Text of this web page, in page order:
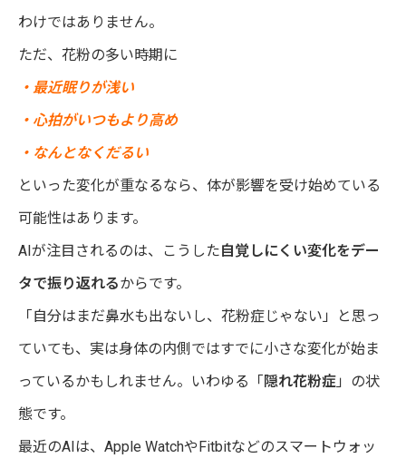
わけではありません。
ただ、花粉の多い時期に
・最近眠りが浅い
・心拍がいつもより高め
・なんとなくだるい
といった変化が重なるなら、体が影響を受け始めている
可能性はあります。
AIが注目されるのは、こうした自覚しにくい変化をデー
タで振り返れるからです。
「自分はまだ鼻水も出ないし、花粉症じゃない」と思っ
ていても、実は身体の内側ではすでに小さな変化が始ま
っているかもしれません。いわゆる「隠れ花粉症 」の状
態です。
最近のAIは、Apple WatchやFitbitなどのスマートウォッ